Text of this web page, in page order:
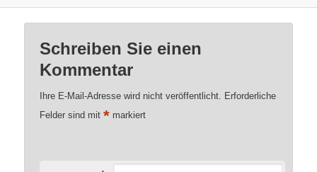
Schreiben Sie einen
Kommentar
Ihre E-Mail-Adresse wird nicht veröffentlicht. Erforderliche
Felder sind mit* markiert